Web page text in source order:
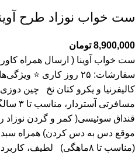
ست خواب نوزاد طرح
8,900,000 تومان
ست خواب آوینا ( ارسال همراه
سفارشات: ۲۵ روز کاری
کالیفرنیا و یکرو کتان نخ چین
موقع دس به دس کردن) همراه
(مناسب تا ۸ماهگی) لطیف، کاربردی و مناسب پوست نوزاد